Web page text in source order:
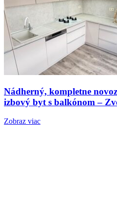
Nádherný, kompletne
izbový byt s balkónom –
Zobraz viac